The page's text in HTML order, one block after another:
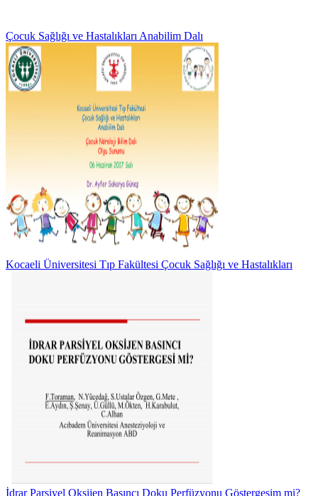
Çocuk Sağlığı ve Hastalıkları Anabilim Dalı
Kocaeli Üniversitesi Tıp Fakültesi Çocuk Sağlığı ve Hastalıkları
İdrar Parsiyel Oksijen Basıncı Doku Perfüzyonu Göstergesim mi?